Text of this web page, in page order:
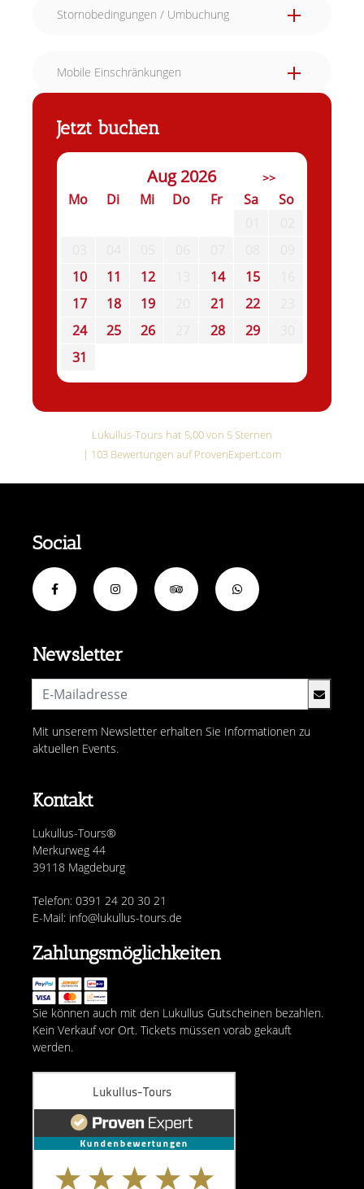
Stornobedingungen / Umbuchung
Mobile Einschränkungen
Jetzt buchen
Aug 2026 >>
Mo Di Mi Do Fr Sa
So
10
11 12 14 15
17
18 19 21 22
24
25 26 28 29
31
Lukullus-Tours hat 5,00von 5Sternen
| 103 Bewertungen auf ProvenExpert.com
Kontakt
Lukullus-Tours®
Merkurweg 44
39118 Magdeburg
Telefon: 0391 24 20 30 21
E-Mail: info@lukullus-tours.de
Newsletter
Mit unserem Newsletter erhalten Sie Informationen zu
aktuellen Events.
Social
Zahlungsmöglichkeiten
Sie können auch mit den Lukullus Gutscheinen bezahlen.
Kein Verkauf vor Ort. Tickets müssen vorab gekauft
werden.